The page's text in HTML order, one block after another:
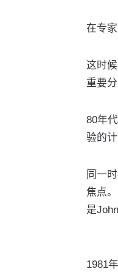
在专
这时
重要
80年
验的
同一
焦点
是
1981